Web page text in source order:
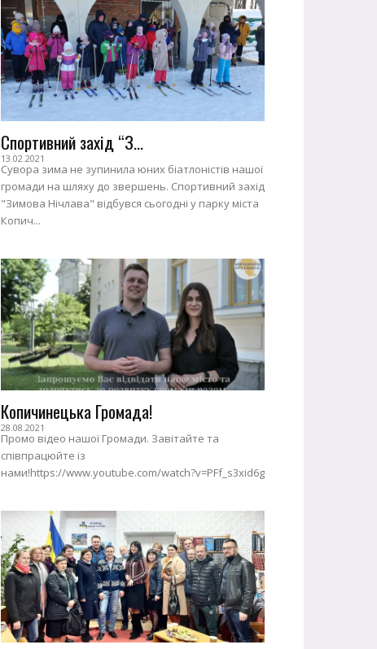
Спортивний захід “З...
13.02.2021
Сувора зима не зупинила юних біатлоністів нашої
громади на шляху до звершень. Спортивний захід
"Зимова Нічлава" відбувся сьогодні у парку міста
Копич...
Копичинецька Громада!
28.08.2021
Промо відео нашої Громади. Завітайте та
співпрацюйте із
нами!https://www.youtube.com/watch?v=PFf_s3xid6g